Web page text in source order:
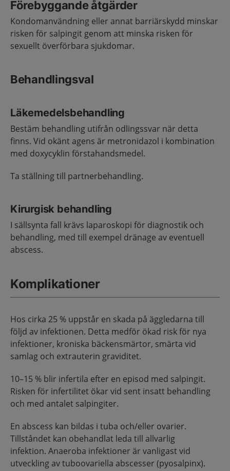
Förebyggande åtgärder
Kondomanvändning eller annat barriärskydd minskar
risken för salpingit genom att minska risken för
sexuellt överförbara sjukdomar.
Behandlingsval
Läkemedelsbehandling
Bestäm behandling utifrån odlingssvar när detta
finns. Vid okänt agens är metronidazol i kombination
med doxycyklin förstahandsmedel.
Ta ställning till partnerbehandling.
Kirurgisk behandling
I sällsynta fall krävs laparoskopi för diagnostik och
behandling, med till exempel dränage av eventuell
abscess.
Komplikationer
Hos cirka 25 % uppstår en skada på äggledarna till
följd av infektionen. Detta medför ökad risk för nya
infektioner, kroniska bäckensmärtor, smärta vid
samlag och extrauterin graviditet.
10–15 % blir infertila efter en episod med salpingit.
Risken för infertilitet ökar vid sent insatt behandling
och med antalet salpingiter.
En abscess kan bildas i tuba och/eller ovarier.
Tillståndet kan obehandlat leda till allvarlig
infektion. Anaeroba infektioner är vanligast vid
utveckling av tuboovariella abscesser (pyosalpinx).